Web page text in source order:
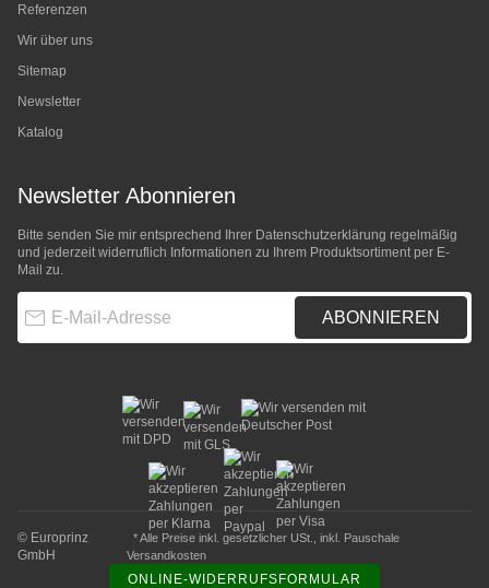
Referenzen
Wir über uns
Sitemap
Newsletter
Katalog
Newsletter Abonnieren
Bitte senden Sie mir entsprechend Ihrer Datenschutzerklärung regelmäßig
und jederzeit widerruflich Informationen zu Ihrem Produktsortiment per E-
Mail zu.
ABONNIEREN
© Europrinz
GmbH
* Alle Preise inkl. gesetzlicher USt., inkl.
Pauschale
Versandkosten
ONLINE-WIDERRUFSFORMULAR